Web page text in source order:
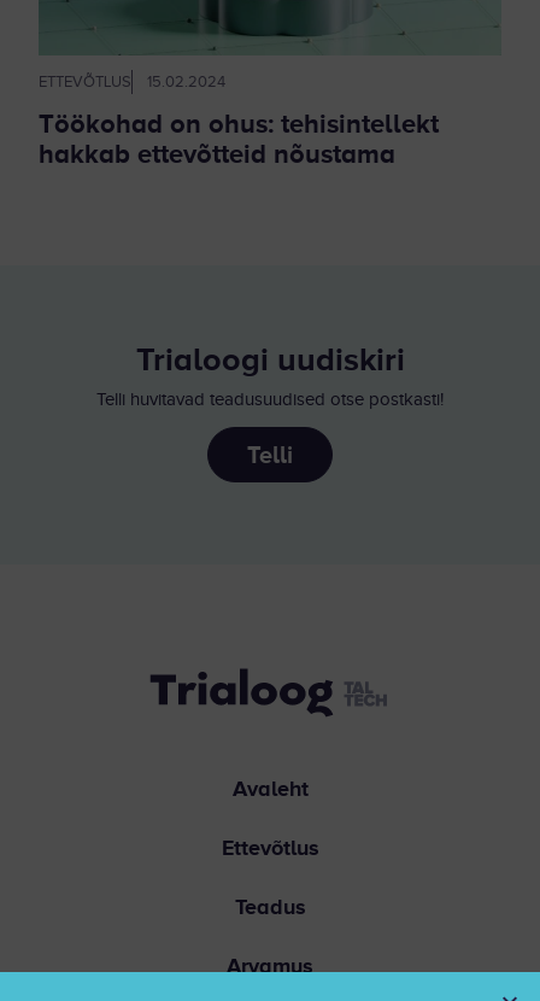
ETTEVÕTLUS 15.02.2024
Töökohad on ohus: tehisintellekt
hakkab ettevõtteid nõustama
Trialoogi uudiskiri
Telli huvitavad teadusuudised otse postkasti!
Telli
Avaleht
Ettevõtlus
Teadus
Arvamus